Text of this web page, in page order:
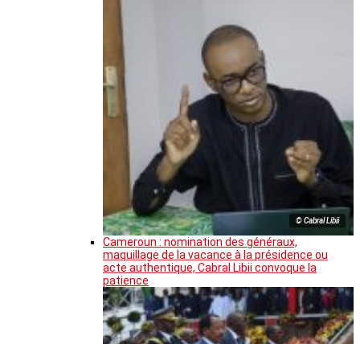
© Cabral Libii
Cameroun : nomination des généraux,
maquillage de la vacance à la présidence ou
acte authentique, Cabral Libii convoque la
patience